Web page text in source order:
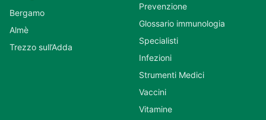
Bergamo
Almè
Trezzo sull’Adda
Prevenzione
Glossario immunologia
Specialisti
Infezioni
Strumenti Medici
Vaccini
Vitamine